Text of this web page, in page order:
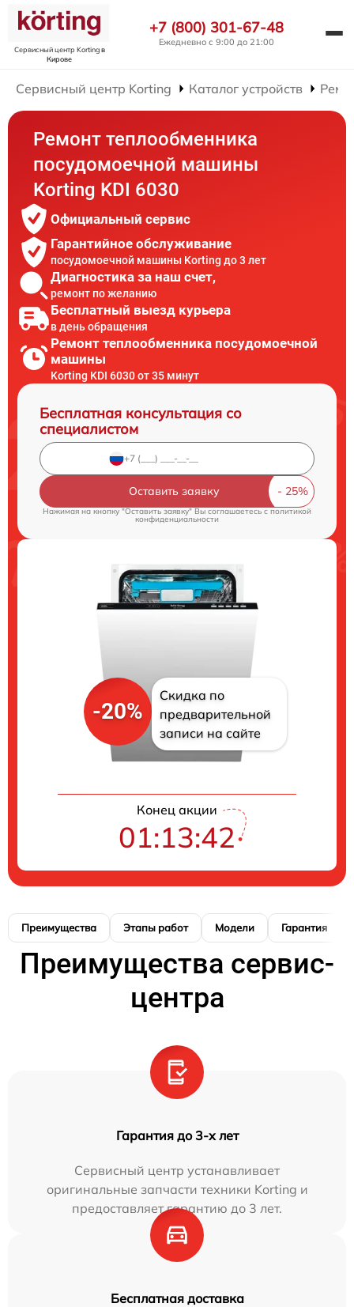
Сервисный центр Kortingв
Кирове
+7 (800) 301-67-48
Ежедневно с 9:00 до 21:00
Сервисный центр Korting Каталог устройств
Ремонт теплообменника
посудомоечной машины
Korting KDI 6030
Официальный сервис
Гарантийное обслуживание
посудомоечной машины Korting до 3 лет
Диагностика за наш счет,
ремонт по желанию
Бесплатный выезд курьера
в день обращения
Ремонт теплообменника посудомоечной
машины
Korting KDI 6030 от 35 минут
Бесплатная консультация со
специалистом
Оставить заявку
Нажимая на кнопку "Оставить заявку" Вы соглашаетесь cполитикой
конфиденциальности
-20%
Скидка по
предварительной
записи на сайте
Конец акции
01:13:41
Преимущества Этапы работ Модели Гарантия
Преимущества сервис-
центра
Гарантия до 3-х лет
Сервисный центр устанавливает
оригинальные запчасти техники Korting и
предоставляет гарантию до 3 лет.
Бесплатная доставка